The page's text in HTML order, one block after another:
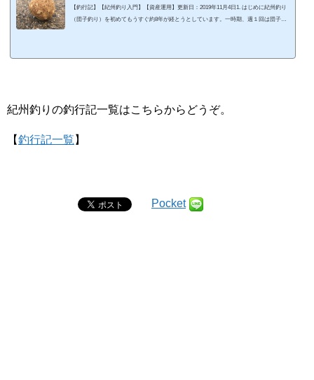
【釣行記】【紀州釣り入門】【資産運用】更新日：2019年11月4日1. はじめに紀州釣り
（団子釣り）を初めてもうすぐ約8年が経とうとしています。一時期、週１回は団子を
紀州釣りの釣行記一覧はこちらからどうぞ。
【釣行記一覧 】
Pocket